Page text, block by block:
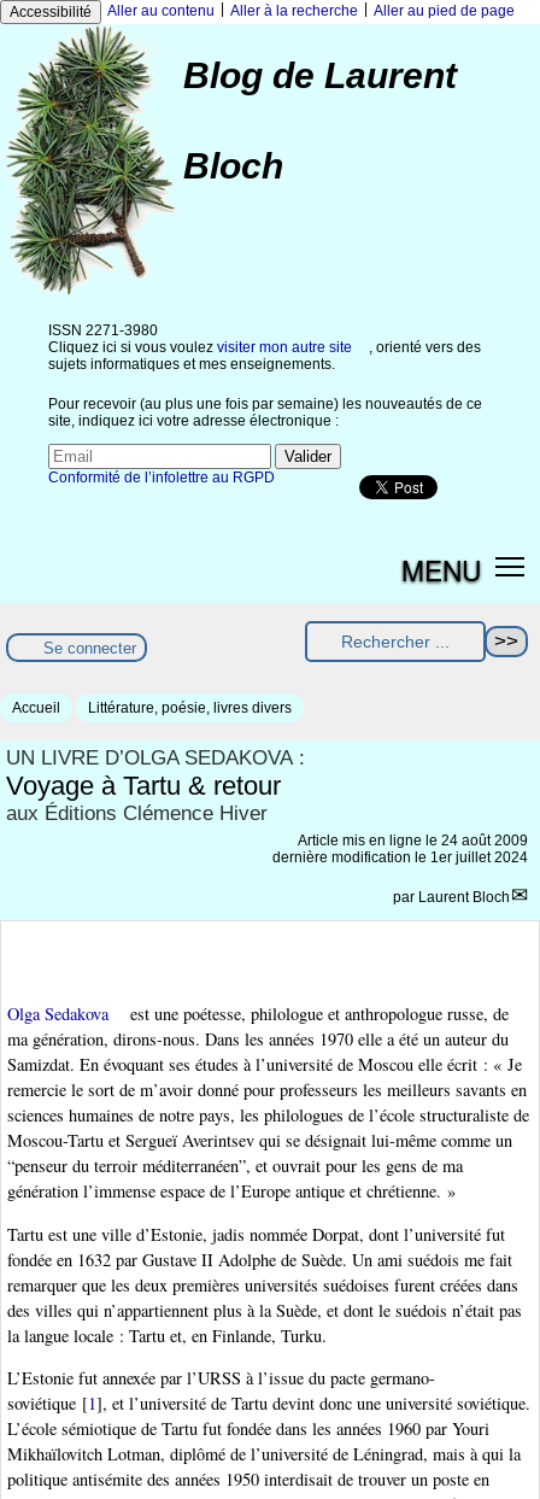
Accessibilité Aller au contenu Aller à la recherche Aller au pied de page
Blog de Laurent
Bloch
ISSN 2271-3980
Cliquez ici si vous voulez visiter mon autre site
, orienté vers des
sujets informatiques et mes enseignements.
Pour recevoir (au plus une fois par semaine) les nouveautés de ce
site, indiquez ici votre adresse électronique :
Conformité de l’infolettre au RGPD
MENU
Se connecter
Accueil Littérature, poésie, livres divers
UN LIVRE D’OLGA SEDAKOVA :
Voyage à Tartu & retour
aux Éditions Clémence Hiver
Article mis en ligne le 24 août 2009
dernière modification le 1er juillet 2024
par Laurent Bloch
Olga Sedakova
est une poétesse, philologue et anthropologue russe, de
ma génération, dirons-nous. Dans les années 1970 elle a été un auteur du
Samizdat. En évoquant ses études à l’université de Moscou elle écrit : « Je
remercie le sort de m’avoir donné pour professeurs les meilleurs savants en
sciences humaines de notre pays, les philologues de l’école structuraliste de
Moscou-Tartu et Sergueï Averintsev qui se désignait lui-même comme un
“penseur du terroir méditerranéen”, et ouvrait pour les gens de ma
génération l’immense espace de l’Europe antique et chrétienne. »
Tartu est une ville d’Estonie, jadis nommée Dorpat, dont l’université fut
fondée en 1632 par Gustave II Adolphe de Suède. Un ami suédois me fait
remarquer que les deux premières universités suédoises furent créées dans
des villes qui n’appartiennent plus à la Suède, et dont le suédois n’était pas
la langue locale : Tartu et, en Finlande, Turku.
L’Estonie fut annexée par l’URSS à l’issue du pacte germano-
soviétique [1], et l’université de Tartu devint donc une université soviétique.
L’école sémiotique de Tartu fut fondée dans les années 1960 par Youri
Mikhaïlovitch Lotman, diplômé de l’université de Léningrad, mais à qui la
politique antisémite des années 1950 interdisait de trouver un poste en